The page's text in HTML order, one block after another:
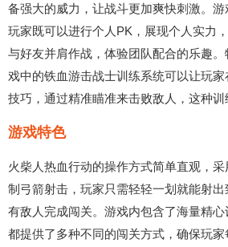
备强大的威力，让战斗更加爽快刺激。游
玩家既可以进行个人PK，展现个人实力
与好友并肩作战，体验团队配合的乐趣
戏中的铁血游击战士训练系统可以让玩
技巧，通过精准瞄准来击败敌人，这种训
游戏特色
火柴人热血行动的操作方式简单直观，
制弓箭射击，玩家只需轻轻一划就能射
有敌人完成闯关。游戏内包含了海量精
都提供了多种不同的闯关方式，确保玩